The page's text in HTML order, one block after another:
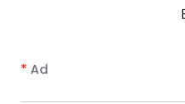
* Ad